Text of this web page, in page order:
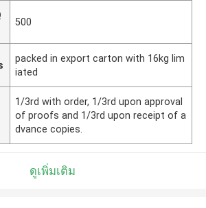
500
packed in export carton with 16kg lim
iated
1/3rd with order, 1/3rd upon approval
of proofs and 1/3rd upon receipt of a
dvance copies.
ดูเพิ่มเติม